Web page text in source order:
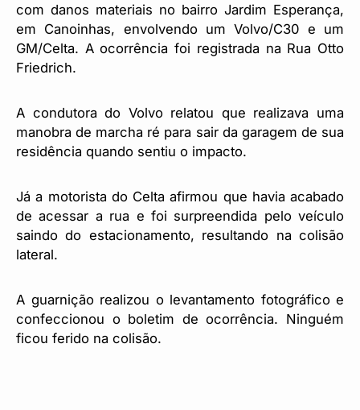
com danos materiais no bairro Jardim Esperança,
em Canoinhas, envolvendo um Volvo/C30 e um
GM/Celta. A ocorrência foi registrada na Rua Otto
Friedrich.
A condutora do Volvo relatou que realizava uma
manobra de marcha ré para sair da garagem de sua
residência quando sentiu o impacto.
Já a motorista do Celta afirmou que havia acabado
de acessar a rua e foi surpreendida pelo veículo
saindo do estacionamento, resultando na colisão
lateral.
A guarnição realizou o levantamento fotográfico e
confeccionou o boletim de ocorrência. Ninguém
ficou ferido na colisão.